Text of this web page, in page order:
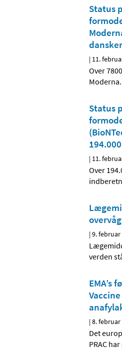
Status
| 11.
Over
Status
| 11.
Over
|9. februar
verden
EMA’s
|8. februar
Det
PRAC